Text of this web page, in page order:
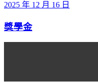
2025 年 12 月 16 日
獎學金